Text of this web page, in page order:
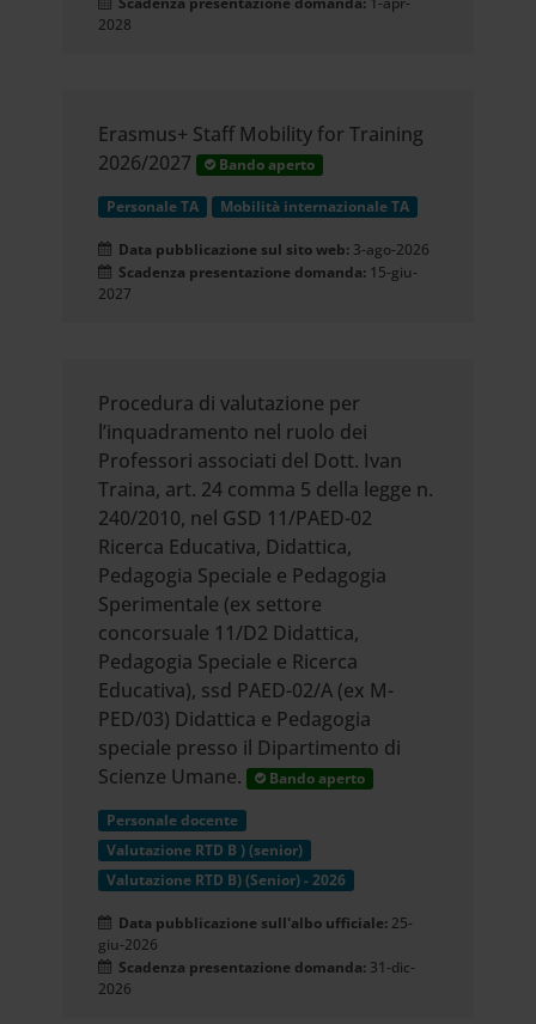
2028
Erasmus+ Staff Mobility for Training
2026/2027
Bando aperto
Personale TA Mobilità internazionale TA
Data pubblicazione sul sito web: 3-ago-2026
Scadenza presentazione domanda: 15-giu-
2027
Procedura di valutazione per
l’inquadramento nel ruolo dei
Professori associati del Dott. Ivan
Traina, art. 24 comma 5 della legge n.
240/2010, nel GSD 11/PAED-02
Ricerca Educativa, Didattica,
Pedagogia Speciale e Pedagogia
Sperimentale (ex settore
concorsuale 11/D2 Didattica,
Pedagogia Speciale e Ricerca
Educativa), ssd PAED-02/A (ex M-
PED/03) Didattica e Pedagogia
speciale presso il Dipartimento di
Scienze Umane.
Bando aperto
Personale docente
Valutazione RTD B ) (senior)
Valutazione RTD B) (Senior) - 2026
Data pubblicazione sull'albo ufficiale: 25-
giu-2026
Scadenza presentazione domanda: 31-dic-
2026